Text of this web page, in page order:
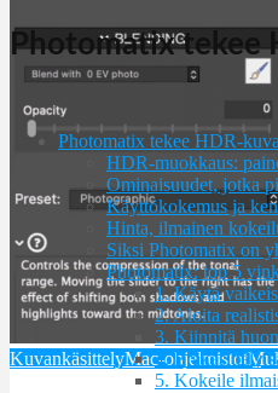
KuvankäsittelyMac-ohjelmistot
Photomatix tekee
Photomatix tekee HDR-
HDR-muokkaus:
Ominaisuudet, jotka
Käyttökokemus ja
Hinta, ilmainen
Siksi Photomatix on
Photomatix: top 5
1. Käytä
2. Aloita
3. Kiinnitä
4. Eräkäsittely
5. Kokeile